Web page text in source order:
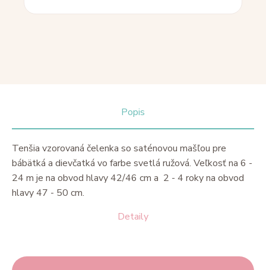
Popis
Detaily
Tenšia vzorovaná čelenka so saténovou mašľou pre
bábätká a dievčatká vo farbe svetlá ružová. Veľkosť na 6 -
24 m je na obvod hlavy 42/46 cm a 2 - 4 roky na obvod
hlavy 47 - 50 cm.